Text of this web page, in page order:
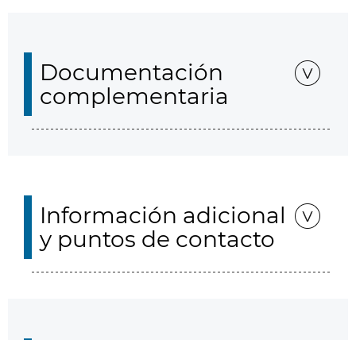
Documentación
complementaria
Información adicional
y puntos de contacto